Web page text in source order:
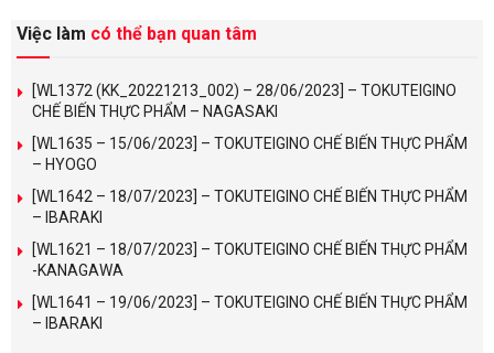
Việc làm có thể bạn quan tâm
[WL1372 (KK_20221213_002) – 28/06/2023] – TOKUTEIGINO
CHẾ BIẾN THỰC PHẨM – NAGASAKI
[WL1635 – 15/06/2023] – TOKUTEIGINO CHẾ BIẾN THỰC PHẨM
– HYOGO
[WL1642 – 18/07/2023] – TOKUTEIGINO CHẾ BIẾN THỰC PHẨM
– IBARAKI
[WL1621 – 18/07/2023] – TOKUTEIGINO CHẾ BIẾN THỰC PHẨM
-KANAGAWA
[WL1641 – 19/06/2023] – TOKUTEIGINO CHẾ BIẾN THỰC PHẨM
– IBARAKI